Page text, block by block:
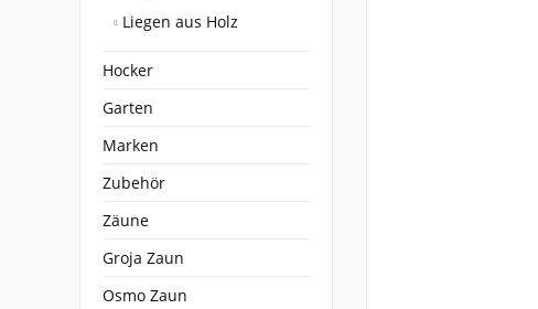
Liegen aus Holz
Hocker
Garten
Marken
Zubehör
Zäune
Groja Zaun
Osmo Zaun